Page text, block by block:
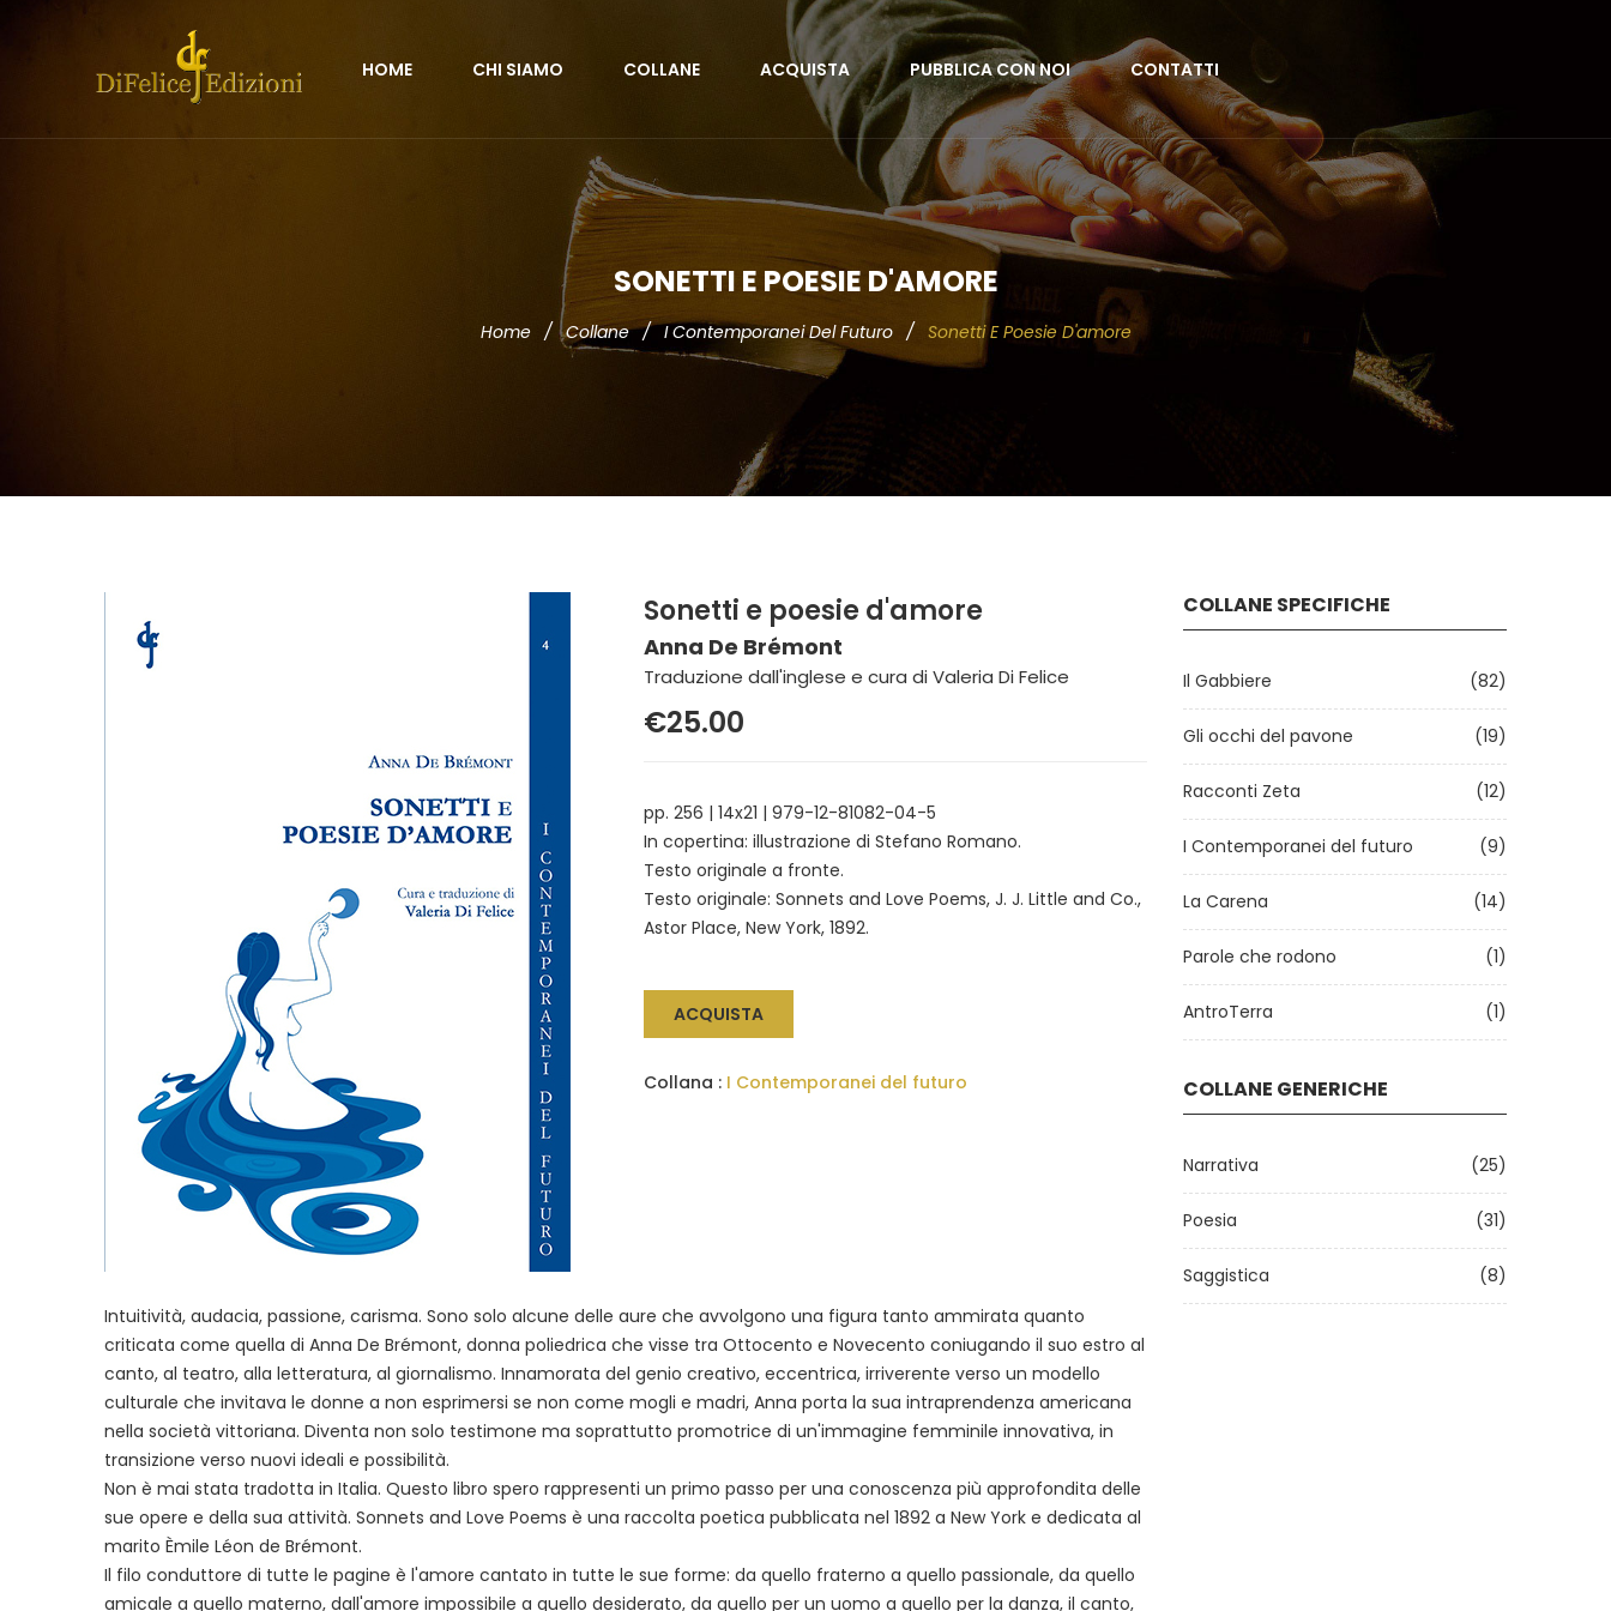
HOME CHI SIAMO COLLANE ACQUISTA PUBBLICA CON NOI CONTATTI
SONETTI E POESIE D'AMORE
Home / Collane / I Contemporanei Del Futuro / Sonetti E Poesie D'amore
Sonetti e poesie d'amore
Anna De Brémont
Traduzione dall'inglese e cura di Valeria Di Felice
€25.00
pp. 256 | 14x21 | 979-12-81082-04-5
In copertina: illustrazione di Stefano Romano.
Testo originale a fronte.
Testo originale: Sonnets and Love Poems, J. J. Little and Co.,
Astor Place, New York, 1892.
ACQUISTA
Collana : I Contemporanei del futuro
Intuitività, audacia, passione, carisma. Sono solo alcune delle aure che avvolgono una figura tanto ammirata quanto
criticata come quella di Anna De Brémont, donna poliedrica che visse tra Ottocento e Novecento coniugando il suo estro al
canto, al teatro, alla letteratura, al giornalismo. Innamorata del genio creativo, eccentrica, irriverente verso un modello
culturale che invitava le donne a non esprimersi se non come mogli e madri, Anna porta la sua intraprendenza americana
nella società vittoriana. Diventa non solo testimone ma soprattutto promotrice di un'immagine femminile innovativa, in
transizione verso nuovi ideali e possibilità.
Non è mai stata tradotta in Italia. Questo libro spero rappresenti un primo passo per una conoscenza più approfondita delle
sue opere e della sua attività. Sonnets and Love Poems è una raccolta poetica pubblicata nel 1892 a New York e dedicata al
marito Èmile Léon de Brémont.
Il filo conduttore di tutte le pagine è l'amore cantato in tutte le sue forme: da quello fraterno a quello passionale, da quello
amicale a quello materno, dall'amore impossibile a quello desiderato, da quello per un uomo a quello per la danza, il canto,
COLLANE SPECIFICHE
Il Gabbiere (82)
Gli occhi del pavone (19)
Racconti Zeta (12)
I Contemporanei del futuro (9)
La Carena (14)
Parole che rodono (1)
AntroTerra (1)
COLLANE GENERICHE
Narrativa (25)
Poesia (31)
Saggistica (8)